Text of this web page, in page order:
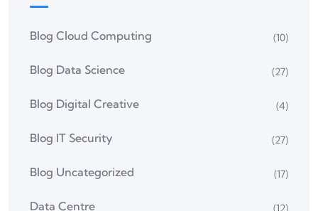
Blog Cloud Computing (10)
Blog Data Science (27)
Blog Digital Creative (4)
Blog IT Security (27)
Blog Uncategorized (17)
Data Centre (12)